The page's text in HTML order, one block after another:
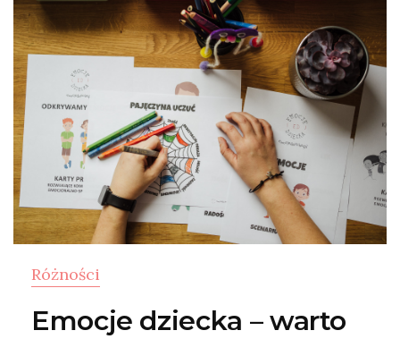
Różności
Emocje dziecka – warto